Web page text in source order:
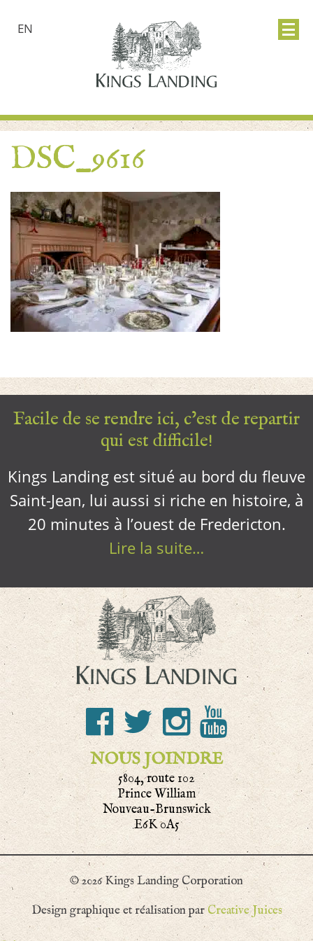
EN
DSC_9616
Facile de se rendre ici, c’est de repartir
qui est difficile!
Kings Landing est situé au bord du fleuve
Saint-Jean, lui aussi si riche en histoire, à
20 minutes à l’ouest de Fredericton.
Lire la suite…
NOUS JOINDRE
5804, route 102
Prince William
Nouveau-Brunswick
E6K 0A5
© 2026 Kings Landing Corporation
Design graphique et réalisation par Creative Juices